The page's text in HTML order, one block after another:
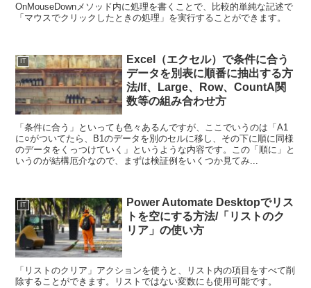
OnMouseDownメソッド内に処理を書くことで、比較的単純な記述で
「マウスでクリックしたときの処理」を実行することができます。
IT
Excel（エクセル）で条件に合う
データを別表に順番に抽出する方
法/If、Large、Row、CountA関
数等の組み合わせ方
「条件に合う」といっても色々あるんですが、ここでいうのは「A1
に○がついてたら、B1のデータを別のセルに移し、その下に順に同様
のデータをくっつけていく」というような内容です。この「順に」と
いうのが結構厄介なので、まずは検証例をいくつか見てみ...
IT
Power Automate Desktopでリス
トを空にする方法/「リストのク
リア」の使い方
「リストのクリア」アクションを使うと、リスト内の項目をすべて削
除することができます。リストではない変数にも使用可能です。